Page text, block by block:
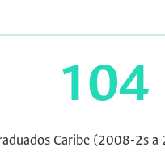
539
Orinoquía (2008-1s